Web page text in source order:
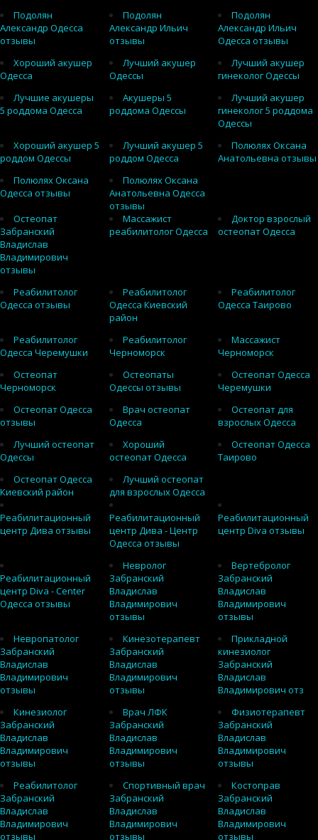
Подолян
Александр Одесса
отзывы
Подолян
Александр Ильич
отзывы
Подолян
Александр Ильич
Одесса отзывы
Хороший акушер
Одесса
Лучший акушер
Одессы
Лучший акушер
гинеколог Одессы
Лучшие акушеры
5 роддома Одесса
Акушеры 5
роддома Одессы
Лучший акушер
гинеколог 5 роддома
Одессы
Хороший акушер 5
роддом Одессы
Лучший акушер 5
роддом Одесса
Полюлях Оксана
Анатольевна отзывы
Полюлях Оксана
Одесса отзывы
Полюлях Оксана
Анатольевна Одесса
отзывы
Остеопат
Забранский
Владислав
Владимирович
отзывы
Массажист
реабилитолог Одесса
Доктор взрослый
остеопат Одесса
Реабилитолог
Одесса отзывы
Реабилитолог
Одесса Киевский
район
Реабилитолог
Одесса Таирово
Реабилитолог
Одесса Черемушки
Реабилитолог
Черноморск
Массажист
Черноморск
Остеопат
Черноморск
Остеопаты
Одессы отзывы
Остеопат Одесса
Черемушки
Остеопат Одесса
отзывы
Врач остеопат
Одесса
Остеопат для
взрослых Одесса
Лучший остеопат
Одессы
Хороший
остеопат Одесса
Остеопат Одесса
Таирово
Остеопат Одесса
Киевский район
Лучший остеопат
для взрослых Одесса
Реабилитационный
центр Дива отзывы
Реабилитационный
центр Дива - Центр
Одесса отзывы
Реабилитационный
центр Diva отзывы
Реабилитационный
центр Diva - Center
Одесса отзывы
Невролог
Забранский
Владислав
Владимирович
отзывы
Вертебролог
Забранский
Владислав
Владимирович
отзывы
Невропатолог
Забранский
Владислав
Владимирович
отзывы
Кинезотерапевт
Забранский
Владислав
Владимирович
отзывы
Прикладной
кинезиолог
Забранский
Владислав
Владимирович отз
Кинезиолог
Забранский
Владислав
Владимирович
отзывы
Врач ЛФК
Забранский
Владислав
Владимирович
отзывы
Физиотерапевт
Забранский
Владислав
Владимирович
отзывы
Реабилитолог
Забранский
Владислав
Владимирович
отзывы
Спортивный врач
Забранский
Владислав
Владимирович
отзывы
Костоправ
Забранский
Владислав
Владимирович
отзывы